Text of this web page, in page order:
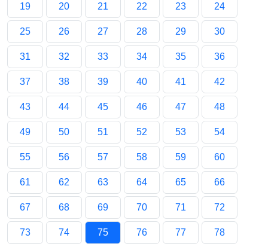
19 20 21 22 23 24
25 26 27 28 29 30
31 32 33 34 35 36
37 38 39 40 41 42
43 44 45 46 47 48
49 50 51 52 53 54
55 56 57 58 59 60
61 62 63 64 65 66
67 68 69 70 71 72
73 74 75 76 77 78